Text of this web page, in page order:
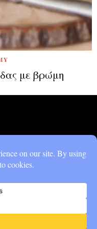
με βρώμη